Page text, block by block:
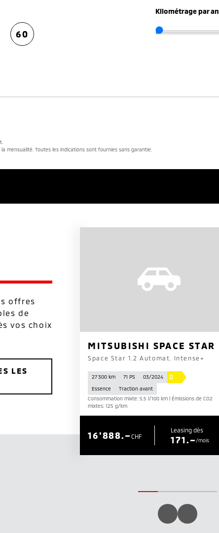
60
Kilométrage par an
mensualité. Toutes les indications sont fournies sans garantie.
offres
de
vos choix
LES
MITSUBISHI SPACE STAR
Space Star 1.2 Automat. Intense+
27 300 km 71 PS 03/2024 D
Essence
Traction avant
Consommation mixte: 5.5 l/100 km | Émissions de CO2
mixtes: 125 g/km
CHF
16'888.– Leasing dès
171.–/mois